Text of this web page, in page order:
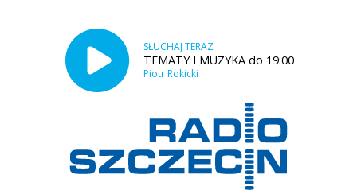
SŁUCHAJ TERAZ
TEMATY I MUZYKA do 19:00
Piotr Rokicki